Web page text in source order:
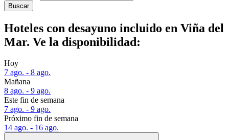
Buscar
Hoteles con desayuno incluido en Viña del
Mar. Ve la disponibilidad:
Hoy
7 ago. - 8 ago.
Mañana
8 ago. - 9 ago.
Este fin de semana
7 ago. - 9 ago.
Próximo fin de semana
14 ago. - 16 ago.